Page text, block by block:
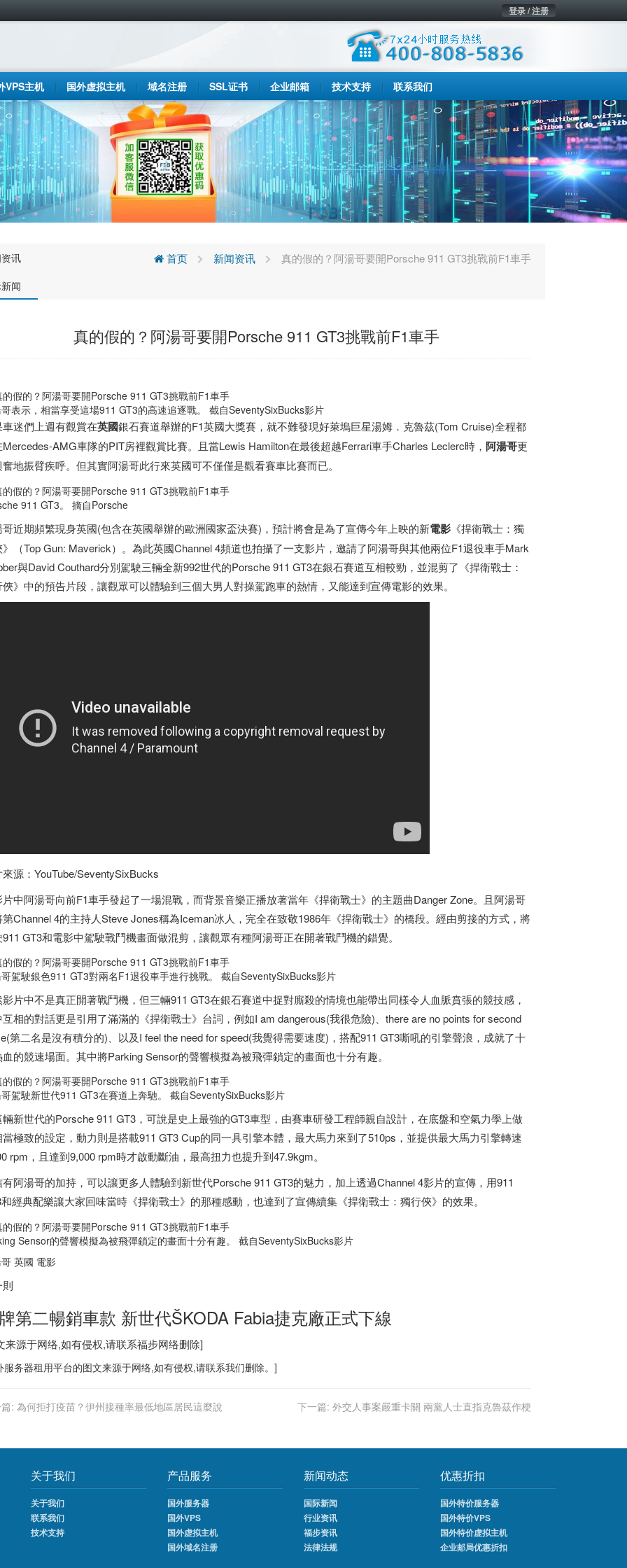
登录 / 注册
VPS主机 国外虚拟主机 域名注册 SSL证书 企业邮箱 技术支持 联系我们
讯
闻
首页 新闻资讯 真的假的？阿湯哥要開Porsche 911 GT3挑戰前F1車手
真的假的？阿湯哥要開Porsche 911 GT3挑戰前F1車手
表示，相當享受這場911 GT3的高速追逐戰。 截自SeventySixBucks影片
迷們上週有觀賞在英國銀石賽道舉辦的F1英國大獎賽，就不難發現好萊塢巨星湯姆．克魯茲(Tom Cruise)全程都
AMG車隊的PIT房裡觀賞比賽。且當Lewis Hamilton在最後超越Ferrari車手Charles Leclerc時， 阿湯哥更
奮地振臂疾呼。但其實阿湯哥此行來英國可不僅僅是觀看賽車比賽而已。
911 GT3。 摘自Porsche
哥近期頻繁現身英國(包含在英國舉辦的歐洲國家盃決賽)，預計將會是為了宣傳今年上映的新電影 《捍衛戰士：獨
（Top Gun: Maverick）。為此英國Channel 4頻道也拍攝了一支影片，邀請了阿湯哥與其他兩位F1退役車手Mark
與David Couthard分別駕駛三輛全新992世代的Porsche 911 GT3在銀石賽道互相較勁，並混剪了《捍衛戰士：
》中的預告片段，讓觀眾可以體驗到三個大男人對操駕跑車的熱情，又能達到宣傳電影的效果。
源：YouTube/SeventySixBucks
中阿湯哥向前F1車手發起了一場混戰，而背景音樂正播放著當年《捍衛戰士》的主題曲Danger Zone。且阿湯哥
Channel 4的主持人Steve Jones稱為Iceman冰人，完全在致敬1986年《捍衛戰士》的橋段。經由剪接的方式，將
911 GT3和電影中駕駛戰鬥機畫面做混剪，讓觀眾有種阿湯哥正在開著戰鬥機的錯覺。
駕駛銀色911 GT3對兩名F1退役車手進行挑戰。 截自SeventySixBucks影片
片中不是真正開著戰鬥機，但三輛911 GT3在銀石賽道中捉對廝殺的情境也能帶出同樣令人血脈賁張的競技感，
相的對話更是引用了滿滿的《捍衛戰士》台詞，例如I am dangerous(我很危險)、there are no points for second
第二名是沒有積分的)、以及I feel the need for speed(我覺得需要速度)，搭配911 GT3嘶吼的引擎聲浪，成就了十
的競速場面。其中將Parking Sensor的聲響模擬為被飛彈鎖定的畫面也十分有趣。
駕駛新世代911 GT3在賽道上奔馳。 截自SeventySixBucks影片
新世代的Porsche 911 GT3，可說是史上最強的GT3車型，由賽車研發工程師親自設計，在底盤和空氣力學上做
當極致的設定，動力則是搭載911 GT3 Cup的同一具引擎本體，最大馬力來到了510ps，並提供最大馬力引擎轉速
rpm，且達到9,000 rpm時才啟動斷油，最高扭力也提升到47.9kgm。
阿湯哥的加持，可以讓更多人體驗到新世代Porsche 911 GT3的魅力，加上透過Channel 4影片的宣傳，用911
經典配樂讓大家回味當時《捍衛戰士》的那種感動，也達到了宣傳續集《捍衛戰士：獨行俠》的效果。
Sensor的聲響模擬為被飛彈鎖定的畫面十分有趣。 截自SeventySixBucks影片
英國 電影
則
第二暢銷車款 新世代ŠKODA Fabia捷克廠正式下線
来源于网络,如有侵权,请联系福步网络删除]
服务器租用平台的图文来源于网络,如有侵权,请联系我们删除。]
篇: 為何拒打疫苗？伊州接種率最低地區居民這麼說 下一篇: 外交人事案嚴重卡關 兩黨人士直指克魯茲作梗
关于我们
关于我们
联系我们
技术支持
产品服务
国外服务器
国外VPS
国外虚拟主机
国外域名注册
新闻动态
国际新闻
行业资讯
福步资讯
法律法规
优惠折扣
国外特价服务器
国外特价VPS
国外特价虚拟主机
企业邮局优惠折扣